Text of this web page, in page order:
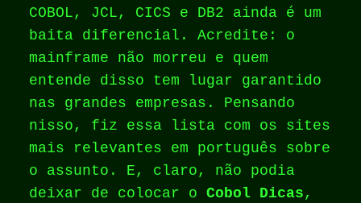
COBOL, JCL, CICS e DB2 ainda é um
baita diferencial. Acredite: o
mainframe não morreu e quem
entende disso tem lugar garantido
nas grandes empresas. Pensando
nisso, fiz essa lista com os sites
mais relevantes em português sobre
o assunto. E, claro, não podia
deixar de colocar o Cobol Dicas ,